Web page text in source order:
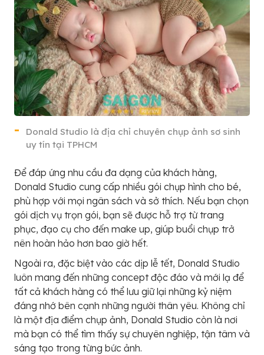
Donald Studio là địa chỉ chuyên chụp ảnh sơ sinh
uy tín tại TPHCM
Để đáp ứng nhu cầu đa dạng của khách hàng,
Donald Studio cung cấp nhiều gói chụp hình cho bé,
phù hợp với mọi ngân sách và sở thích. Nếu bạn chọn
gói dịch vụ trọn gói, bạn sẽ được hỗ trợ từ trang
phục, đạo cụ cho đến make up, giúp buổi chụp trở
nên hoàn hảo hơn bao giờ hết.
Ngoài ra, đặc biệt vào các dịp lễ tết, Donald Studio
luôn mang đến những concept độc đáo và mới lạ để
tất cả khách hàng có thể lưu giữ lại những kỷ niệm
đáng nhớ bên cạnh những người thân yêu. Không chỉ
là một địa điểm chụp ảnh, Donald Studio còn là nơi
mà bạn có thể tìm thấy sự chuyên nghiệp, tận tâm và
sáng tạo trong từng bức ảnh.